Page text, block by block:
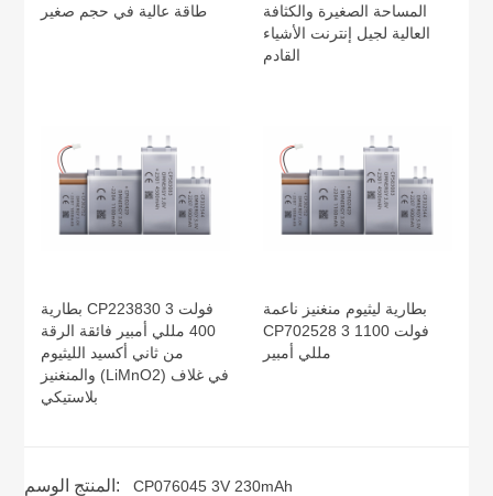
طاقة عالية في حجم صغير
المساحة الصغيرة والكثافة
العالية لجيل إنترنت الأشياء
القادم
بطارية CP223830 3 فولت
400 مللي أمبير فائقة الرقة
من ثاني أكسيد الليثيوم
والمنغنيز (LiMnO2) في غلاف
بلاستيكي
بطارية ليثيوم منغنيز ناعمة
CP702528 3 فولت 1100
مللي أمبير
المنتج الوسم:
CP076045 3V 230mAh